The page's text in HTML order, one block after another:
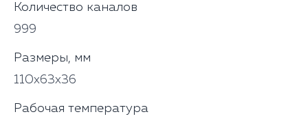
Количество каналов
999
Размеры, мм
110x63x36
Рабочая температура